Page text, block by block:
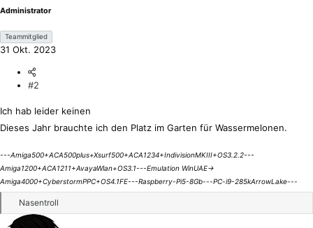
:
Administrator
Teammitglied
31 Okt. 2023
#2
Ich hab leider keinen
Dieses Jahr brauchte ich den Platz im Garten für Wassermelonen.
---Amiga500+ACA500plus+Xsurf500+ACA1234+IndivisionMKIII+OS3.2.2---
Amiga1200+ACA1211+AvayaWlan+OS3.1---Emulation WinUAE->
Amiga4000+CyberstormPPC+OS4.1FE---Raspberry-Pi5-8Gb---PC-i9-285kArrowLake---
R
e
Nasentroll